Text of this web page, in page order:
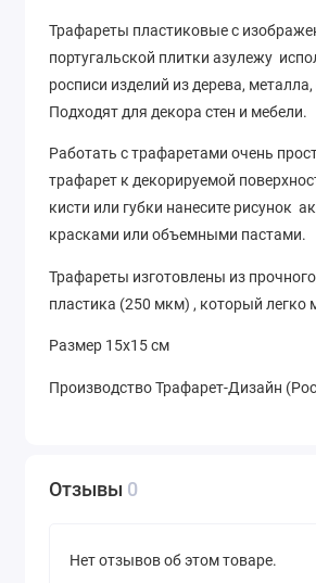
Трафареты пластиковые с
португальской плитки азулежу
росписи изделий из дерева, металла,
Подходят для декора стен и мебели.
Работать с трафаретами очень
трафарет к декорируемой
кисти или губки нанесите рисунок
красками или объемными пастами.
Трафареты изготовлены из
пластика (250 мкм) , который легко
Размер 15х15 см
Производство Трафарет-Дизайн
Отзывы 0
Нет отзывов об этом товаре.